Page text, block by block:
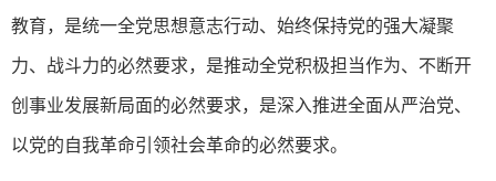
教育，是统一全党思想意志行动、始终保持党的强大凝聚
力、战斗力的必然要求，是推动全党积极担当作为、不断开
创事业发展新局面的必然要求，是深入推进全面从严治党、
以党的自我革命引领社会革命的必然要求。